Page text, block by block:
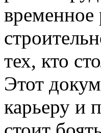
тех, кто
Этот
карьеру и